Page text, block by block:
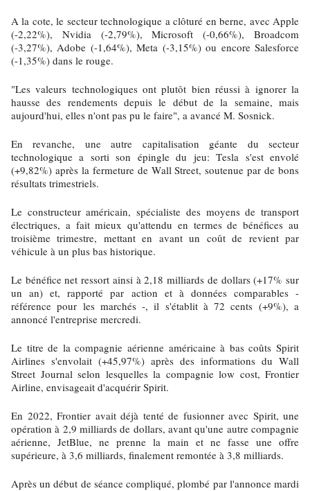
A la cote, le secteur technologique a clôturé en berne, avec Apple
(-2,22%), Nvidia (-2,79%), Microsoft (-0,66%), Broadcom
(-3,27%), Adobe (-1,64%), Meta (-3,15%) ou encore Salesforce
(-1,35%) dans le rouge.
"Les valeurs technologiques ont plutôt bien réussi à ignorer la
hausse des rendements depuis le début de la semaine, mais
aujourd'hui, elles n'ont pas pu le faire", a avancé M. Sosnick.
En revanche, une autre capitalisation géante du secteur
technologique a sorti son épingle du jeu: Tesla s'est envolé
(+9,82%) après la fermeture de Wall Street, soutenue par de bons
résultats trimestriels.
Le constructeur américain, spécialiste des moyens de transport
électriques, a fait mieux qu'attendu en termes de bénéfices au
troisième trimestre, mettant en avant un coût de revient par
véhicule à un plus bas historique.
Le bénéfice net ressort ainsi à 2,18 milliards de dollars (+17% sur
un an) et, rapporté par action et à données comparables -
référence pour les marchés -, il s'établit à 72 cents (+9%), a
annoncé l'entreprise mercredi.
Le titre de la compagnie aérienne américaine à bas coûts Spirit
Airlines s'envolait (+45,97%) après des informations du Wall
Street Journal selon lesquelles la compagnie low cost, Frontier
Airline, envisageait d'acquérir Spirit.
En 2022, Frontier avait déjà tenté de fusionner avec Spirit, une
opération à 2,9 milliards de dollars, avant qu'une autre compagnie
aérienne, JetBlue, ne prenne la main et ne fasse une offre
supérieure, à 3,6 milliards, finalement remontée à 3,8 milliards.
Après un début de séance compliqué, plombé par l'annonce mardi